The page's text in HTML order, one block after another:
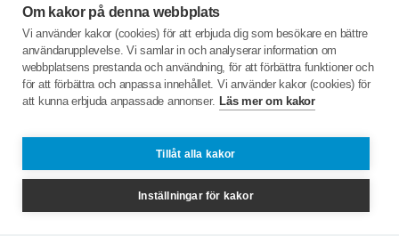
Om kakor på denna webbplats
Vi använder kakor (cookies) för att erbjuda dig som besökare en bättre
användarupplevelse. Vi samlar in och analyserar information om
webbplatsens prestanda och användning, för att förbättra funktioner och
för att förbättra och anpassa innehållet. Vi använder kakor (cookies) för
att kunna erbjuda anpassade annonser. Läs mer om kakor
Tillåt alla kakor
Inställningar för kakor
Bildgalleri
C/o:Karl W Sjölin